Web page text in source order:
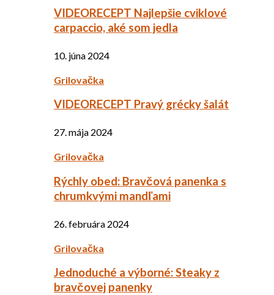
VIDEORECEPT Najlepšie cviklové
carpaccio, aké som jedla
10. júna 2024
Grilovačka
VIDEORECEPT Pravý grécky šalát
27. mája 2024
Grilovačka
Rýchly obed: Bravčová panenka s
chrumkvými mandľami
26. februára 2024
Grilovačka
Jednoduché a výborné: Steaky z
bravčovej panenky